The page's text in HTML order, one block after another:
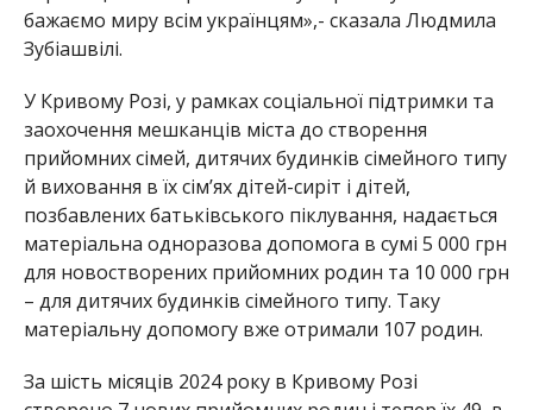
бажаємо миру всім українцям»,- сказала Людмила
Зубіашвілі.
У Кривому Розі, у рамках соціальної підтримки та
заохочення мешканців міста до створення
прийомних сімей, дитячих будинків сімейного типу
й виховання в їх сім’ях дітей-сиріт і дітей,
позбавлених батьківського піклування, надається
матеріальна одноразова допомога в сумі 5 000 грн
для новостворених прийомних родин та 10 000 грн
– для дитячих будинків сімейного типу. Таку
матеріальну допомогу вже отримали 107 родин.
За шість місяців 2024 року в Кривому Розі